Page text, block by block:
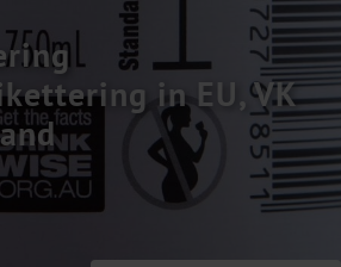
in EU, VK